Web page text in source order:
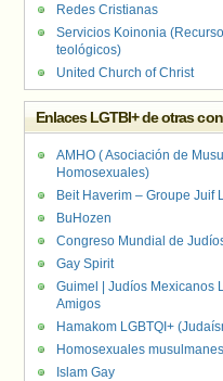
Redes Cristianas
Servicios Koinonia
teológicos)
United Church of Christ
Enlaces LGTBI+ de otras
AMHO ( Asociación de
Homosexuales)
Beit Haverim – Groupe Juif
BuHozen
Congreso Mundial de
Gay Spirit
Guimel | Judíos Mexicanos
Amigos
Hamakom LGBTQI+
Homosexuales
Islam Gay